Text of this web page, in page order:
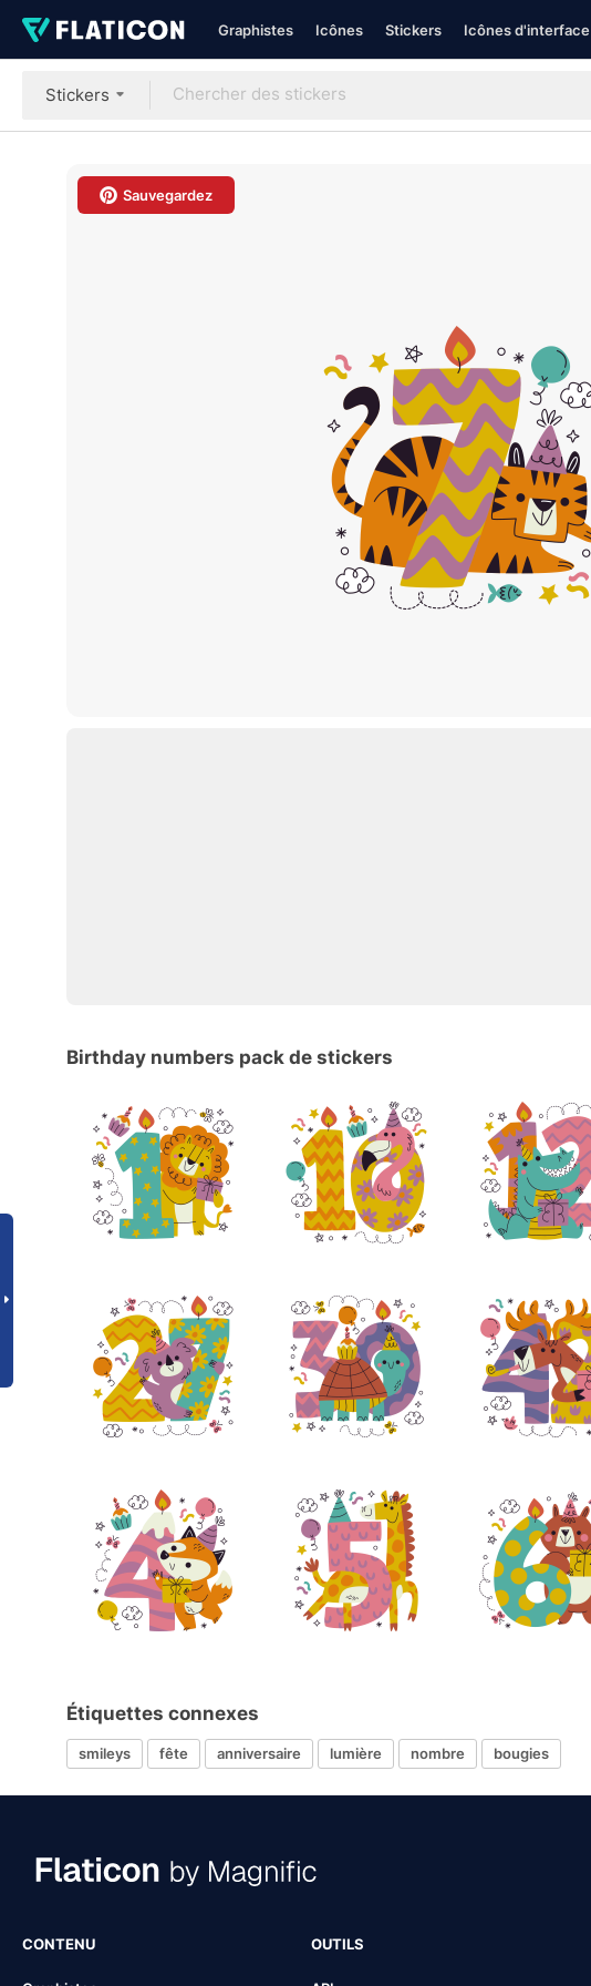
Graphistes Icônes Stickers Icônes d'interface
Stickers
Sauvegardez
Birthday numbers pack de stickers
Étiquettes connexes
smileys fête anniversaire lumière nombre bougies
CONTENU OUTILS